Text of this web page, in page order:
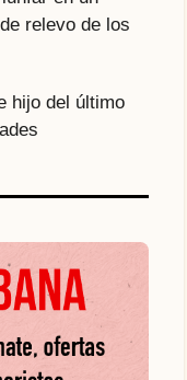
relevo de los
hijo del último